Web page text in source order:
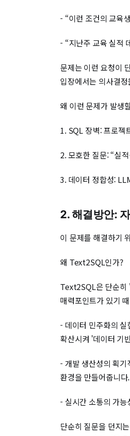
- “이런 조건의 교육
- “지난주 교육 실적
문제는 이런 요청이
입장에서는 의사결
왜 이런 문제가 발생
1. SQL 장벽: 프로젝
2. 모호한 질문: “실
3. 데이터 정합성:
2. 해결방안:
이 문제를 해결하기
왜 Text2SQL인가?
Text2SQL은 단순히
매력포인트가 있기
- 데이터 민주화의
확산시켜 '데이터 기
- 개발 생산성의 획
환경을 만들어줍니다.
- 실시간 소통의 가
단순히 질문을 던지